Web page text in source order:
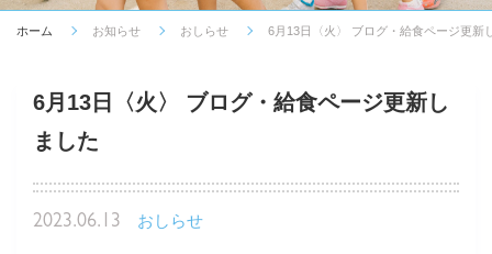
ホーム お知らせ おしらせ 6月13日〈火〉 ブログ・給食ページ更新
6月13日〈火〉 ブログ・給食ページ更新し
ました
2023.06.13 おしらせ